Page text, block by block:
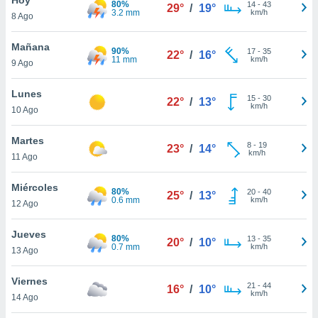
y
en
más
de
8 Ago
80%
3.2 mm
29° / 19° 14- 43
km/h
Mañana
9 Ago
90%
11 mm
22° / 16° 17- 35
km/h
Lunes
10 Ago
22° / 13° 15- 30
km/h
Martes
11 Ago
23° / 14° 8- 19
km/h
Miércoles
12 Ago
80%
0.6 mm
25° / 13° 20- 40
km/h
Jueves
13 Ago
80%
0.7 mm
20° / 10° 13- 35
km/h
Viernes
14 Ago
16° / 10° 21 - 44
km/h